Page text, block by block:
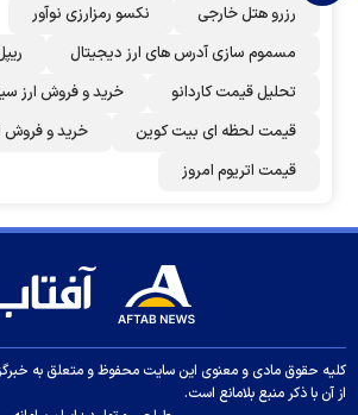
رزرو هتل خارجی
نکسو رمزارزی نوآور
مسموم سازی آدرس های ارز دیجیتال
تحلیل قیمت کاردانو
خرید و فروش ارز
قیمت لحظه ای بیت کوین
خرید و فروش
قیمت اتریوم امروز
کلیه حقوق مادی و معنوی این سایت محفوظ و متعلق به
از آن با ذکر منبع بلامانع است.